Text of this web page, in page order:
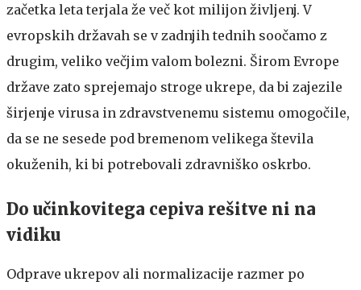
začetka leta terjala že več kot milijon življenj. V
evropskih državah se v zadnjih tednih soočamo z
drugim, veliko večjim valom bolezni. Širom Evrope
države zato sprejemajo stroge ukrepe, da bi zajezile
širjenje virusa in zdravstvenemu sistemu omogočile,
da se ne sesede pod bremenom velikega števila
okuženih, ki bi potrebovali zdravniško oskrbo.
Do učinkovitega cepiva rešitve ni na
vidiku
Odprave ukrepov ali normalizacije razmer po